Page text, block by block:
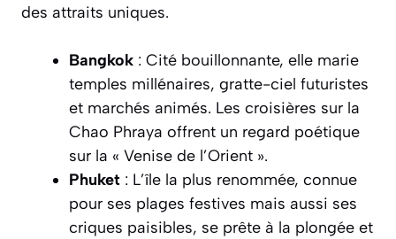
des attraits uniques.
Bangkok : Cité bouillonnante, elle marie
temples millénaires, gratte-ciel futuristes
et marchés animés. Les croisières sur la
Chao Phraya offrent un regard poétique
sur la « Venise de l’Orient ».
Phuket : L’île la plus renommée, connue
pour ses plages festives mais aussi ses
criques paisibles, se prête à la plongée et